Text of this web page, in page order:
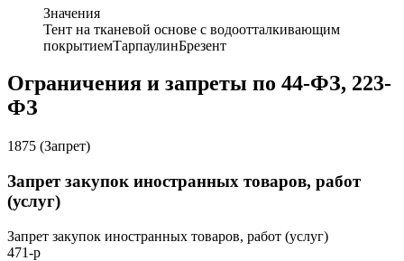
Значения
Тент на тканевой основе с водоотталкивающим
покрытиемТарпаулинБрезент
Ограничения и запреты по 44-ФЗ, 223-
ФЗ
1875 (Запрет)
Запрет закупок иностранных товаров, работ
(услуг)
Запрет закупок иностранных товаров, работ (услуг)
471-р